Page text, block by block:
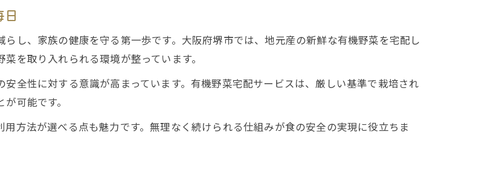
利用できる有機野菜宅配のポイント
全を守る有機野菜宅配の使い方
有機野菜・宅配サービスを活用する方法
しやすい有機野菜宅配の工夫
し、家族の健康を守る第一歩です。大阪府堺市では、地元産の新鮮な有機野菜を宅配し
を取り入れられる環境が整っています。
全性に対する意識が高まっています。有機野菜宅配サービスは、厳しい基準で栽培され
可能です。
方法が選べる点も魅力です。無理なく続けられる仕組みが食の安全の実現に役立ちま